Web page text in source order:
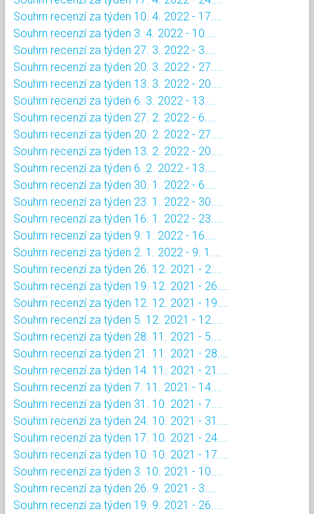
Souhrn recenzí za týden 10. 4. 2022 - 17....
Souhrn recenzí za týden 3. 4. 2022 - 10....
Souhrn recenzí za týden 27. 3. 2022 - 3....
Souhrn recenzí za týden 20. 3. 2022 - 27....
Souhrn recenzí za týden 13. 3. 2022 - 20....
Souhrn recenzí za týden 6. 3. 2022 - 13....
Souhrn recenzí za týden 27. 2. 2022 - 6....
Souhrn recenzí za týden 20. 2. 2022 - 27....
Souhrn recenzí za týden 13. 2. 2022 - 20....
Souhrn recenzí za týden 6. 2. 2022 - 13....
Souhrn recenzí za týden 30. 1. 2022 - 6....
Souhrn recenzí za týden 23. 1. 2022 - 30....
Souhrn recenzí za týden 16. 1. 2022 - 23....
Souhrn recenzí za týden 9. 1. 2022 - 16....
Souhrn recenzí za týden 2. 1. 2022 - 9. 1....
Souhrn recenzí za týden 26. 12. 2021 - 2....
Souhrn recenzí za týden 19. 12. 2021 - 26....
Souhrn recenzí za týden 12. 12. 2021 - 19....
Souhrn recenzí za týden 5. 12. 2021 - 12....
Souhrn recenzí za týden 28. 11. 2021 - 5....
Souhrn recenzí za týden 21. 11. 2021 - 28....
Souhrn recenzí za týden 14. 11. 2021 - 21....
Souhrn recenzí za týden 7. 11. 2021 - 14....
Souhrn recenzí za týden 31. 10. 2021 - 7....
Souhrn recenzí za týden 24. 10. 2021 - 31....
Souhrn recenzí za týden 17. 10. 2021 - 24....
Souhrn recenzí za týden 10. 10. 2021 - 17....
Souhrn recenzí za týden 3. 10. 2021 - 10....
Souhrn recenzí za týden 26. 9. 2021 - 3....
Souhrn recenzí za týden 19. 9. 2021 - 26....